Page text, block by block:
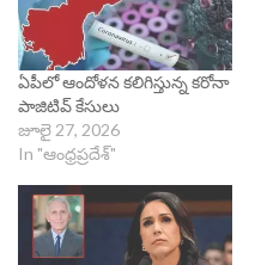
ఏపీలో ఆందోళన కలిగిస్తున్న కరోనా
పాజిటివ్ కేసులు
జూలై 27, 2026
In "ఆంధ్రప్రదేశ్"